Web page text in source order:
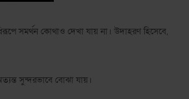
সমর্থন কোথাও দেখা যায় না। উদাহরণ হিসেবে,
সুন্দরভাবে বোঝা যায়।